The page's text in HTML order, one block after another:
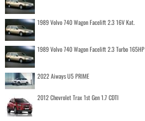
1989 Volvo 740 Wagon Facelift 2.3 16V Kat.
1989 Volvo 740 Wagon Facelift 2.3 Turbo 165HP
2022 Aiways U5 PRIME
2012 Chevrolet Trax 1st Gen 1.7 CDTI